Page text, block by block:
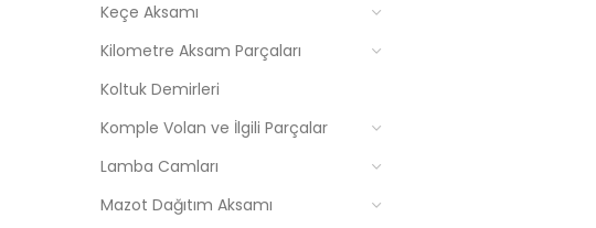
Keçe Aksamı
Kilometre Aksam Parçaları
Koltuk Demirleri
Komple Volan ve İlgili Parçalar
Lamba Camları
Mazot Dağıtım Aksamı